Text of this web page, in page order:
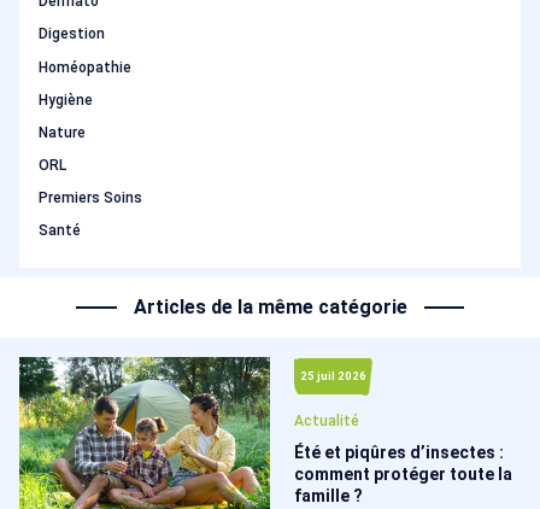
Digestion
Homéopathie
Hygiène
Nature
ORL
Premiers Soins
Santé
Articles de la même catégorie
25 juil 2026
Actualité
Été et piqûres d’insectes :
comment protéger toute la
famille ?